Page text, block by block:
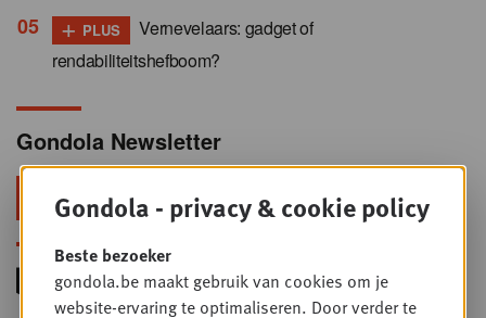
+ PLUS
Vernevelaars: gadget of
rendabiliteitshefboom?
Gondola Newsletter
Blijf voorop in retail & foodservice!
Gondola - privacy & cookie policy
Beste bezoeker
gondola.be maakt gebruik van cookies om je
website-ervaring te optimaliseren. Door verder te